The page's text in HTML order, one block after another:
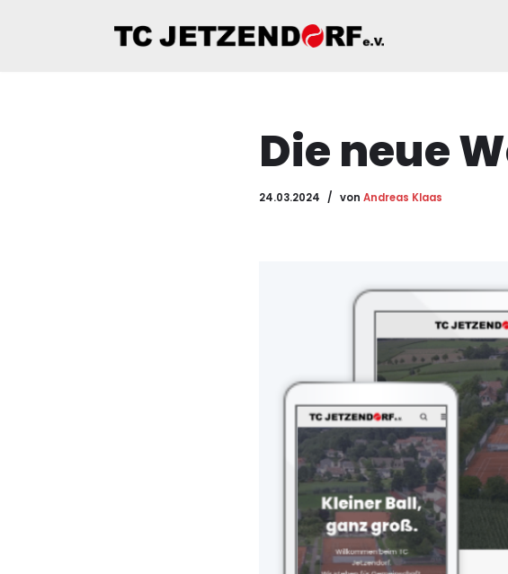
Die neue
24.03.2024 von Andreas Klaas